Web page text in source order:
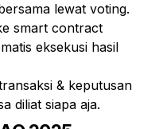
lewat voting.
eksekusi hasil
diliat siapa aja.